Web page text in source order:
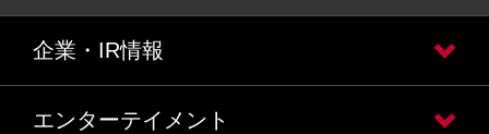
企業・IR情報
エンターテイメント